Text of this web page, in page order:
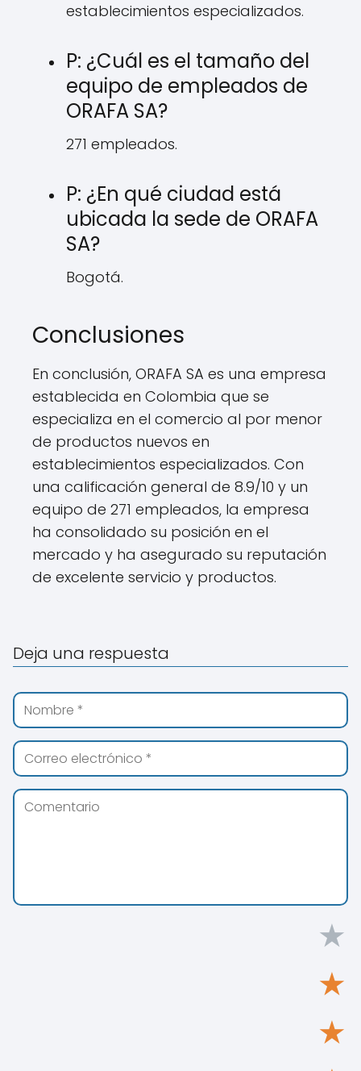
establecimientos especializados.
P: ¿Cuál es el tamaño del
equipo de empleados de
ORAFA SA?
271 empleados.
P: ¿En qué ciudad está
ubicada la sede de ORAFA
SA?
Bogotá.
Conclusiones
En conclusión, ORAFA SA es una empresa
establecida en Colombia que se
especializa en el comercio al por menor
de productos nuevos en
establecimientos especializados. Con
una calificación general de 8.9/10 y un
equipo de 271 empleados, la empresa
ha consolidado su posición en el
mercado y ha asegurado su reputación
de excelente servicio y productos.
Deja una respuesta
★
★
★